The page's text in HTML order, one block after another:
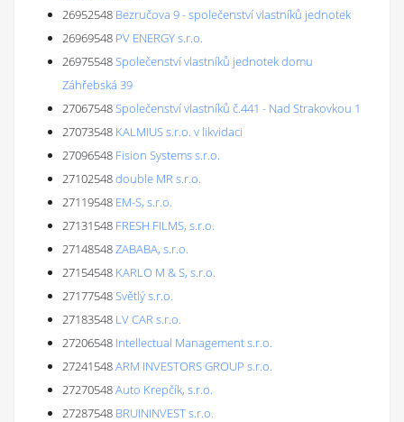
26952548 Bezručova 9 - společenství vlastníků jednotek
26969548 PV ENERGY s.r.o.
26975548Společenství vlastníků jednotek domu
Záhřebská 39
27067548Společenství vlastníků č.441 - Nad Strakovkou 1
27073548 KALMIUS s.r.o. v likvidaci
27096548 Fision Systems s.r.o.
27102548double MR s.r.o.
27119548 EM-S, s.r.o.
27131548 FRESH FILMS, s.r.o.
27148548ZABABA, s.r.o.
27154548 KARLO M & S, s.r.o.
27177548Světlý s.r.o.
27183548 LV CAR s.r.o.
27206548 Intellectual Management s.r.o.
27241548ARM INVESTORS GROUP s.r.o.
27270548Auto Krepčík, s.r.o.
27287548 BRUININVEST s.r.o.